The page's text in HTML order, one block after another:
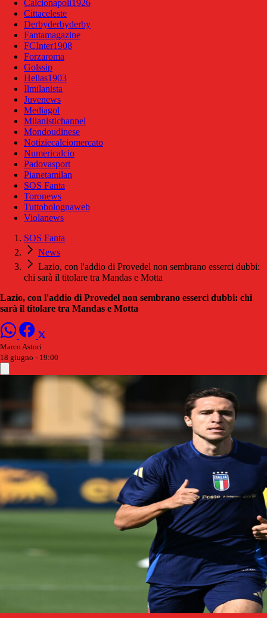
Calcionapoli1926
Cittaceleste
Derbyderbyderby
Fantamagazine
FCInter1908
Forzaroma
Golssip
Hellas1903
Ilmilanista
Juvenews
Mediagol
Milanistichannel
Mondoudinese
Notiziecalciomercato
Numericalcio
Padovasport
Pianetamilan
SOS Fanta
Toronews
Tuttobolognaweb
Violanews
SOS Fanta
News
Lazio, con l'addio di Provedel non sembrano esserci dubbi:
chi sarà il titolare tra Mandas e Motta
Lazio, con l'addio di Provedel non sembrano esserci dubbi: chi
sarà il titolare tra Mandas e Motta
Marco Astori
18 giugno - 19:00